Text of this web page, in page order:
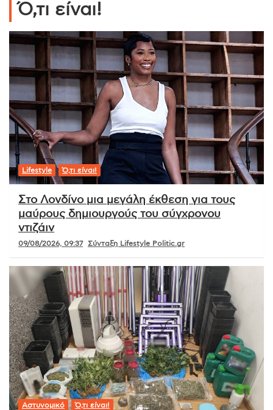
Ό,τι είναι!
Lifestyle Ό,τι είναι!
Στο Λονδίνο μια μεγάλη έκθεση για τους
μαύρους δημιουργούς του σύγχρονου
ντιζάιν
09/08/2026, 09:37 Σύνταξη Lifestyle Politic.gr
Αστυνομικό Ό,τι είναι!